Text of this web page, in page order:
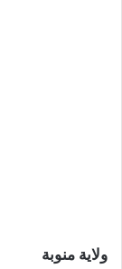
ولاية منوبة